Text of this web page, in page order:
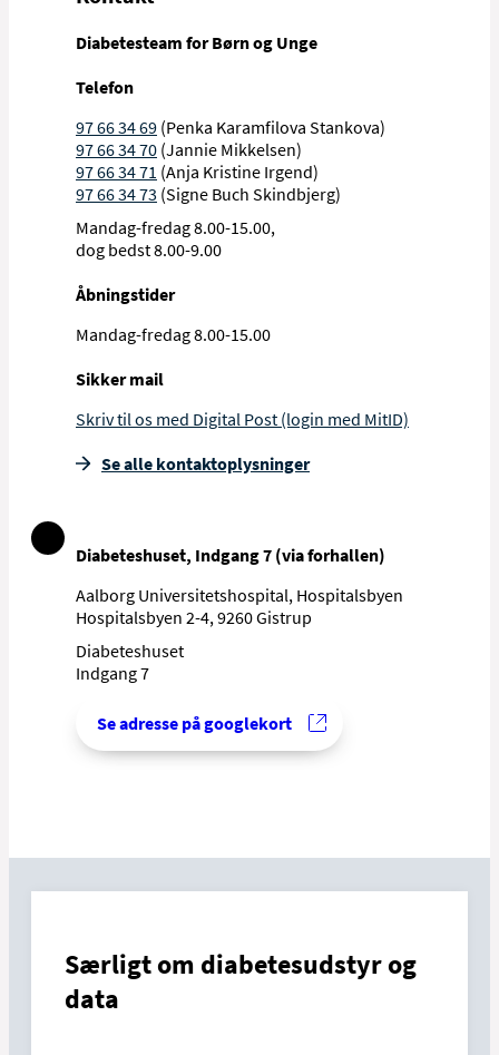
Diabetesteam for Børn og Unge
Telefon
97 66 34 69 (Penka Karamfilova Stankova)
97 66 34 70 (Jannie Mikkelsen)
97 66 34 71 (Anja Kristine Irgend)
97 66 34 73 (Signe Buch Skindbjerg)
Mandag-fredag 8.00-15.00,
dog bedst 8.00-9.00
Åbningstider
Mandag-fredag 8.00-15.00
Sikker mail
Skriv til os med Digital Post (login med MitID)
Se alle kontakt­oplysninger
Diabeteshuset, Indgang 7 (via forhallen)
Aalborg Universitetshospital, Hospitalsbyen
Hospitalsbyen 2-4, 9260 Gistrup
Diabeteshuset
Indgang 7
Se adresse på googlekort
Særligt om diabetesudstyr og
data